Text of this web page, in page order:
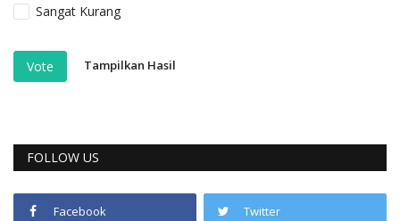
Sangat Kurang
Vote Tampilkan Hasil
FOLLOW US
Facebook Twitter